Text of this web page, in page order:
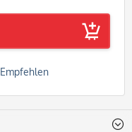
Empfehlen